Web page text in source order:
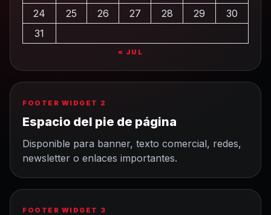
24
25 26 27 28 29
30
31
« JUL
FOOTER WIDGET 2
Espacio del pie de página
Disponible para banner, texto comercial, redes,
newsletter o enlaces importantes.
FOOTER WIDGET 3